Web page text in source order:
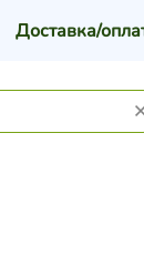
Доставка/